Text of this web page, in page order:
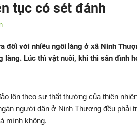
tục có sét đánh
đối với nhiều ngôi làng ở xã Ninh
làng. Lúc thì vật nuôi, khi thì sân đình
lộn theo sự thất thường của thiên
người dân ở Ninh Thượng đều phải
mình không.